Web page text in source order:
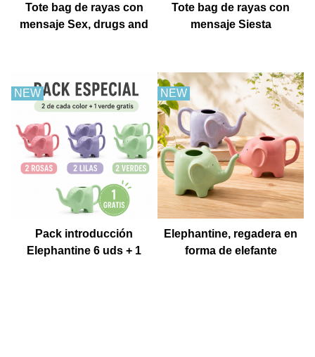
Tote bag de rayas con
mensaje Sex, drugs and
Tote bag de rayas con
mensaje Siesta
NEW
Pack introducción
Elephantine 6 uds + 1
NEW
Elephantine, regadera en
forma de elefante